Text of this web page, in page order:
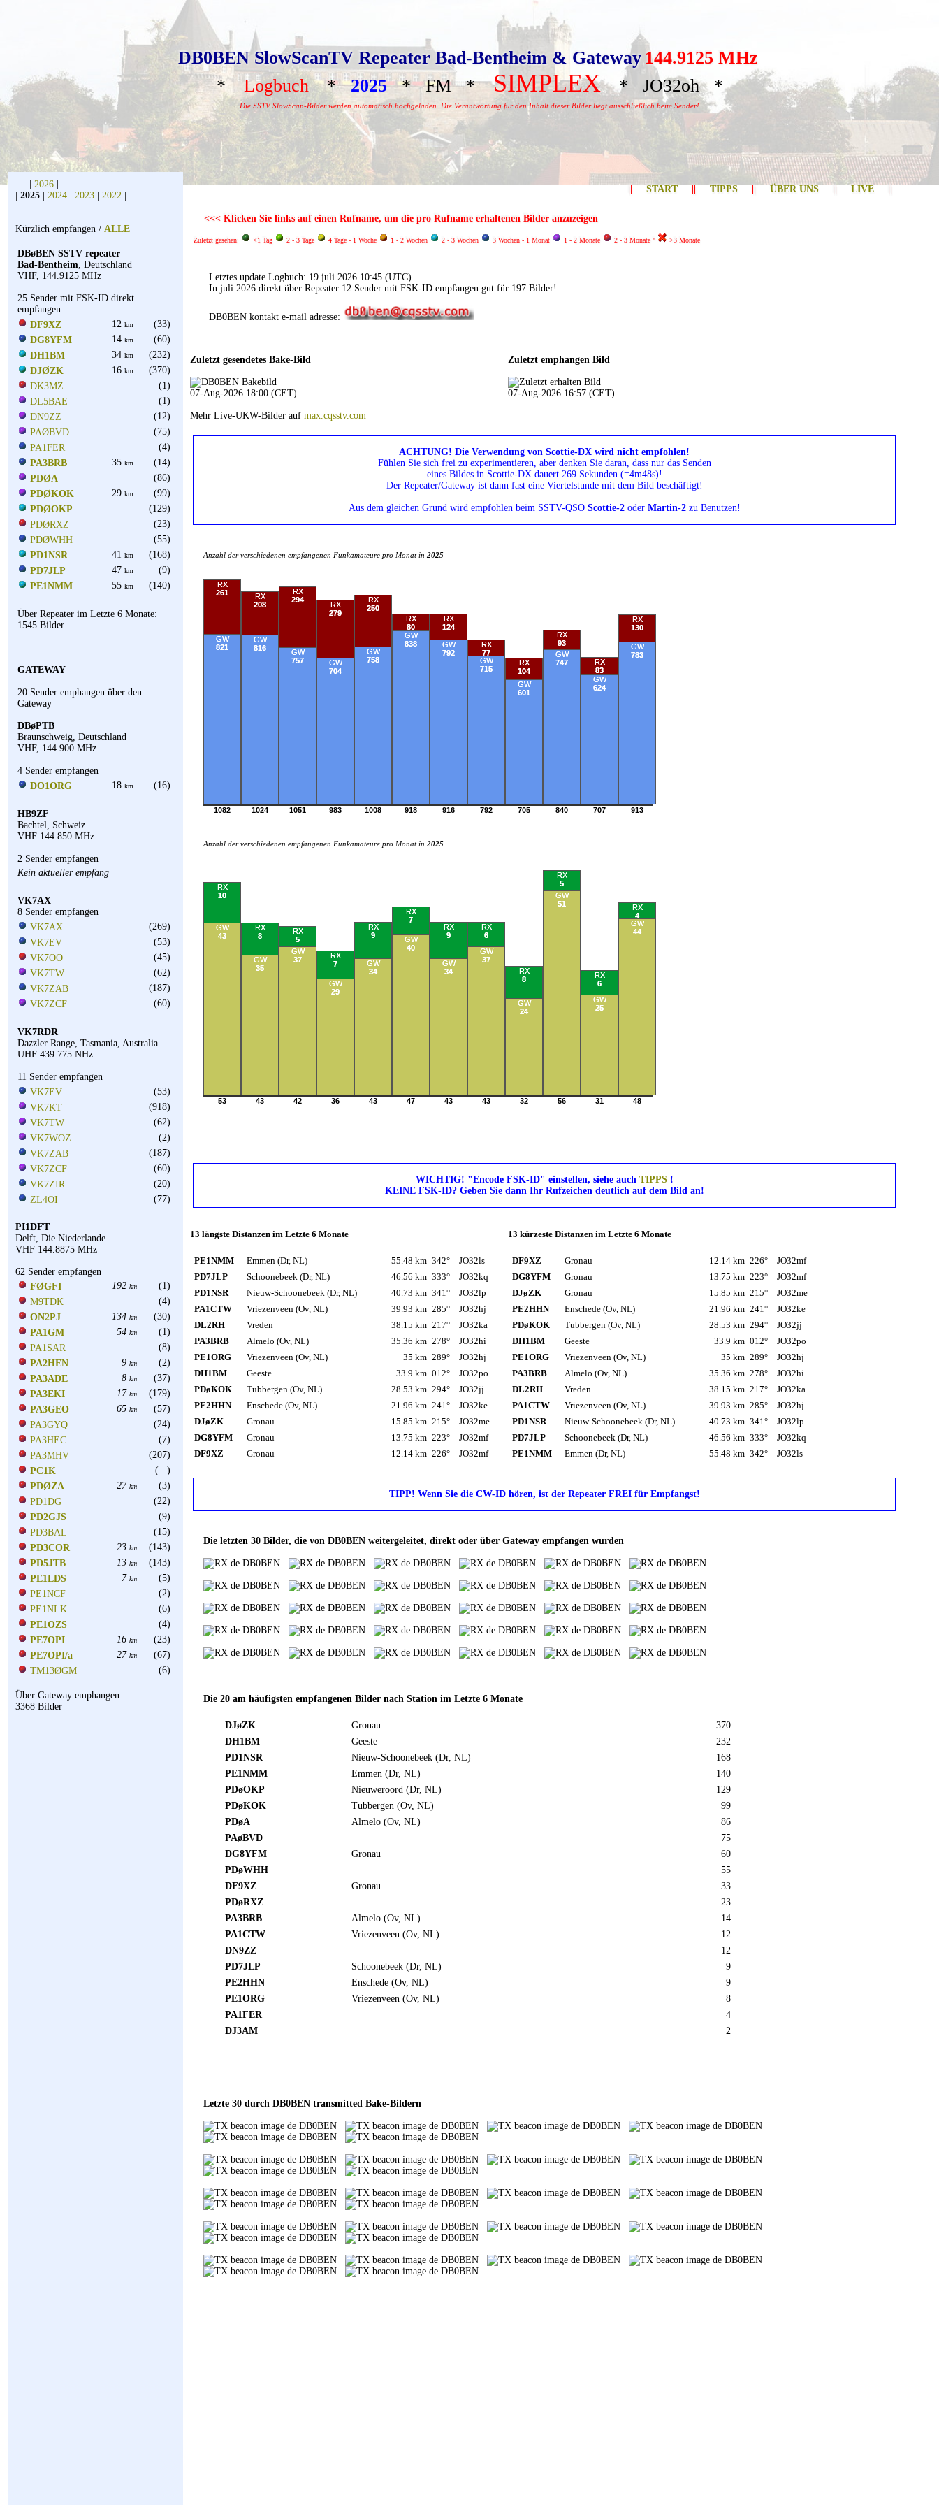
DB0BEN SlowScanTV Repeater Bad-Bentheim & Gateway 144.9125 MHz
* Logbuch*2025* FM *SIMPLEX* JO32oh *
Die SSTV SlowScan-Bilder werden automatisch hochgeladen. Die Verantwortung für den Inhalt dieser Bilder liegt ausschließlich beim Sender!
2026
2025 2024 2023 2022
Kürzlich empfangen / ALLE
DBøBEN SSTV repeater
Bad-Bentheim, Deutschland
VHF, 144.9125 MHz
25 Sender mit FSK-ID direkt
empfangen
DF9XZ
12 km
(33)
DG8YFM
14 km
(60)
DH1BM
34 km
(232)
DJØZK
16 km
(370)
DK3MZ
(1)
DL5BAE
(1)
DN9ZZ
(12)
PAØBVD
(75)
PA1FER
(4)
PA3BRB
35 km
(14)
PDØA
(86)
PDØKOK
29 km
(99)
PDØOKP
(129)
PDØRXZ
(23)
PDØWHH
(55)
PD1NSR
41 km
(168)
PD7JLP
47 km
(9)
PE1NMM
55 km (140)
Über Repeater im Letzte 6 Monate:
1545 Bilder
GATEWAY
20 Sender emphangen über den
Gateway
DBøPTB
Braunschweig, Deutschland
VHF, 144.900 MHz
4 Sender empfangen
DO1ORG
18 km (16)
HB9ZF
Bachtel, Schweiz
VHF 144.850 MHz
2 Sender empfangen
Kein aktueller empfang
VK7AX
8 Sender empfangen
VK7AX
(269)
VK7EV
(53)
VK7OO
(45)
VK7TW
(62)
VK7ZAB
(187)
VK7ZCF
(60)
VK7RDR
Dazzler Range, Tasmania, Australia
UHF 439.775 NHz
11 Sender empfangen
VK7EV
(53)
VK7KT
(918)
VK7TW
(62)
VK7WOZ
(2)
VK7ZAB
(187)
VK7ZCF
(60)
VK7ZIR
(20)
ZL4OI
(77)
PI1DFT
Delft, Die Niederlande
VHF 144.8875 MHz
62 Sender empfangen
FØGFI
192 km
(1)
M9TDK
(4)
ON2PJ
134 km
(30)
PA1GM
54 km
(1)
PA1SAR
(8)
PA2HEN
9 km
(2)
PA3ADE
8 km
(37)
PA3EKI
17 km
(179)
PA3GEO
65 km
(57)
PA3GYQ
(24)
PA3HEC
(7)
PA3MHV
(207)
PC1K
(...)
PDØZA
27 km
(3)
PD1DG
(22)
PD2GJS
(9)
PD3BAL
(15)
PD3COR
23 km
(143)
PD5JTB
13 km
(143)
PE1LDS
7 km
(5)
PE1NCF
(2)
PE1NLK
(6)
PE1OZS
(4)
PE7OPI
16 km
(23)
PE7OPI/a
27 km
(67)
TM13ØGM
(6)
Über Gateway emphangen:
3368 Bilder
START|| TIPPS ÜBER UNS LIVE
<<< Klicken Sie links auf einen Rufname, um die pro Rufname erhaltenen Bilder anzuzeigen
Zuletzt gesehen: <1 Tag 2 - 3 Tage 4 Tage - 1 Woche 1 - 2 Wochen 2 - 3 Wochen 3 Wochen - 1 Monat 1 - 2 Monate 2 - 3 Monate " >3 Monate
Letztes update Logbuch: 19 juli 2026 10:45 (UTC).
In juli 2026 direkt über Repeater 12 Sender mit FSK-ID empfangen gut für 197 Bilder!
DB0BEN kontakt e-mail adresse:
Zuletzt gesendetes Bake-Bild
07-Aug-2026 18:00 (CET)
Mehr Live-UKW-Bilder auf max.cqsstv.com
Zuletzt emphangen Bild
07-Aug-2026 16:57 (CET)
ACHTUNG! Die Verwendung von Scottie-DX wird nicht empfohlen!
Fühlen Sie sich frei zu experimentieren, aber denken Sie daran, dass nur das Senden
eines Bildes in Scottie-DX dauert 269 Sekunden (=4m48s)!
Der Repeater/Gateway ist dann fast eine Viertelstunde mit dem Bild beschäftigt!
Aus dem gleichen Grund wird empfohlen beim SSTV-QSO Scottie-2oder Martin-2zu Benutzen!
Anzahl der verschiedenen empfangenen Funkamateure pro Monat in 2025
GW
821
RX
261
1082
GW
816
RX
208
1024
GW
757
RX
294
1051
GW
704
RX
279
983
GW
758
RX
250
1008
GW
838
RX
80
918
GW
792
RX
124
916
GW
715
RX
77
792
GW
601
RX
104
705
GW
747
RX
93
840
GW
624
RX
83
707
GW
783
RX
130
913
Anzahl der verschiedenen empfangenen Funkamateure pro Monat in 2025
GW
43
RX
10
53
GW
35
RX
8
43
GW
37
RX
5
42
GW
29
RX
7
36
GW
34
RX
9
43
GW
40
RX
7
47
GW
34
RX
9
43
GW
37
RX
6
43
GW
24
RX
8
32
GW
51
RX
5
56
GW
25
RX
6
31
GW
44
RX
4
48
WICHTIG! "Encode FSK-ID" einstellen, siehe auch TIPPS!
KEINE FSK-ID? Geben Sie dann Ihr Rufzeichen deutlich auf dem Bild an!
13 längste Distanzen im Letzte 6 Monate
PE1NMM Emmen (Dr, NL) 55.48 km 342°
JO32ls
PD7JLP
Schoonebeek (Dr, NL) 46.56 km 333°
JO32kq
PD1NSR
Nieuw-Schoonebeek (Dr, NL) 40.73 km 341°
JO32lp
PA1CTW
Vriezenveen (Ov, NL) 39.93 km 285°
JO32hj
DL2RH
Vreden 38.15 km 217°
JO32ka
PA3BRB
Almelo (Ov, NL) 35.36 km 278°
JO32hi
PE1ORG
Vriezenveen (Ov, NL) 35 km 289°
JO32hj
DH1BM
Geeste 33.9 km 012°
JO32po
PDøKOK
Tubbergen (Ov, NL) 28.53 km 294°
JO32jj
PE2HHN
Enschede (Ov, NL) 21.96 km 241°
JO32ke
DJøZK
Gronau 15.85 km 215°
JO32me
DG8YFM
Gronau 13.75 km 223°
JO32mf
DF9XZ
Gronau 12.14 km 226° JO32mf
13 kürzeste Distanzen im Letzte 6 Monate
DF9XZ Gronau 12.14 km 226°
JO32mf
DG8YFM
Gronau 13.75 km 223°
JO32mf
DJøZK
Gronau 15.85 km 215°
JO32me
PE2HHN
Enschede (Ov, NL) 21.96 km 241°
JO32ke
PDøKOK
Tubbergen (Ov, NL) 28.53 km 294°
JO32jj
DH1BM
Geeste 33.9 km 012°
JO32po
PE1ORG
Vriezenveen (Ov, NL) 35 km 289°
JO32hj
PA3BRB
Almelo (Ov, NL) 35.36 km 278°
JO32hi
DL2RH
Vreden 38.15 km 217°
JO32ka
PA1CTW
Vriezenveen (Ov, NL) 39.93 km 285°
JO32hj
PD1NSR
Nieuw-Schoonebeek (Dr, NL) 40.73 km 341°
JO32lp
PD7JLP
Schoonebeek (Dr, NL) 46.56 km 333°
JO32kq
PE1NMM
Emmen (Dr, NL) 55.48 km 342° JO32ls
TIPP! Wenn Sie die CW-ID hören, ist der Repeater FREI für Empfangst!
Die letzten 30 Bilder, die von DB0BEN weitergeleitet, direkt oder über Gateway empfangen wurden
Die 20 am häufigsten empfangenen Bilder nach Station im Letzte 6 Monate
DJøZK Gronau
370
DH1BM
Geeste
232
PD1NSR
Nieuw-Schoonebeek (Dr, NL)
168
PE1NMM
Emmen (Dr, NL)
140
PDøOKP
Nieuweroord (Dr, NL)
129
PDøKOK
Tubbergen (Ov, NL)
99
PDøA
Almelo (Ov, NL)
86
PAøBVD
75
DG8YFM
Gronau
60
PDøWHH
55
DF9XZ
Gronau
33
PDøRXZ
23
PA3BRB
Almelo (Ov, NL)
14
PA1CTW
Vriezenveen (Ov, NL)
12
DN9ZZ
12
PD7JLP
Schoonebeek (Dr, NL)
9
PE2HHN
Enschede (Ov, NL)
9
PE1ORG
Vriezenveen (Ov, NL)
8
PA1FER
4
DJ3AM
2
Letzte 30 durch DB0BEN transmitted Bake-Bildern